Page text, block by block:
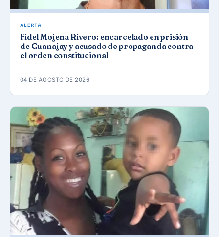
ALERTA
Fidel Mojena Rivero: encarcelado en prisión
de Guanajay y acusado de propaganda contra
el orden constitucional
04 DE AGOSTO DE 2026